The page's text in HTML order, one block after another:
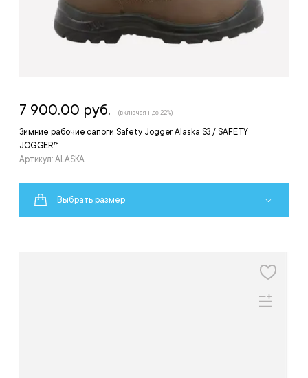
Зимние рабочие сапоги Safety Jogger Alaska S3 / SAFETY
JOGGER™
Артикул: ALASKA
7 900.00 руб. (включая ндс 22%)
Выбрать размер